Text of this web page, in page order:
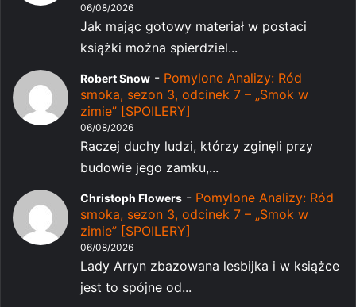
06/08/2026
Jak mając gotowy materiał w postaci
książki można spierdziel...
Robert Snow - Pomylone Analizy: Ród
smoka, sezon 3, odcinek 7 – „Smok w
zimie” [SPOILERY]
06/08/2026
Raczej duchy ludzi, którzy zginęli przy
budowie jego zamku,...
Christoph Flowers - Pomylone Analizy: Ród
smoka, sezon 3, odcinek 7 – „Smok w
zimie” [SPOILERY]
06/08/2026
Lady Arryn zbazowana lesbijka i w książce
jest to spójne od...